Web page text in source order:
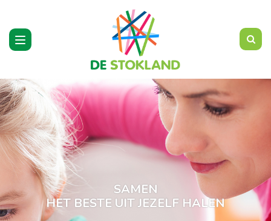
Toggle
navigation
SAMEN
HET BESTE UIT JEZELF HALEN